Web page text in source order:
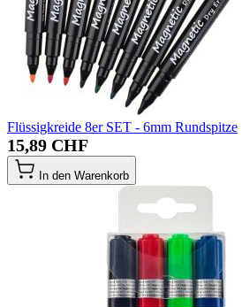
Flüssigkreide 8er SET - 6mm Rundspitze
15,89 CHF
In den Warenkorb